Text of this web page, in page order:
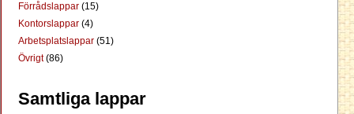
Förrådslappar (15)
Kontorslappar (4)
Arbetsplatslappar (51)
Övrigt(86)
Samtliga lappar